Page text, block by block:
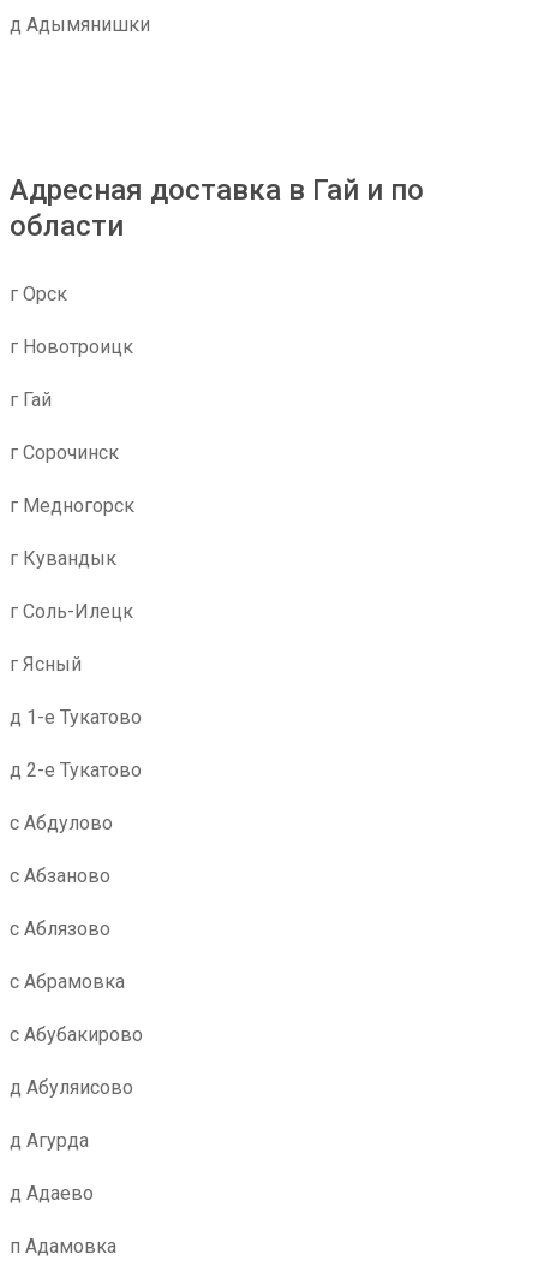
д Адымянишки
Адресная доставка в Гай и по
области
г Орск
г Новотроицк
г Гай
г Сорочинск
г Медногорск
г Кувандык
г Соль-Илецк
г Ясный
д 1-е Тукатово
д 2-е Тукатово
с Абдулово
с Абзаново
с Аблязово
с Абрамовка
с Абубакирово
д Абуляисово
д Агурда
д Адаево
п Адамовка